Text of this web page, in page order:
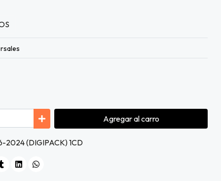
Agregaral carro
2024 (DIGIPACK) 1CD